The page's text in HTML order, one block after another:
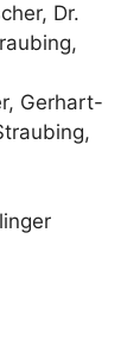
Dr.
Gerhart-